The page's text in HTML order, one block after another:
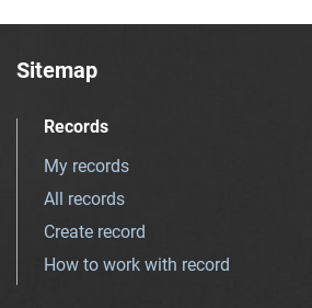
Sitemap
Records
My records
All records
Create record
How to work with record